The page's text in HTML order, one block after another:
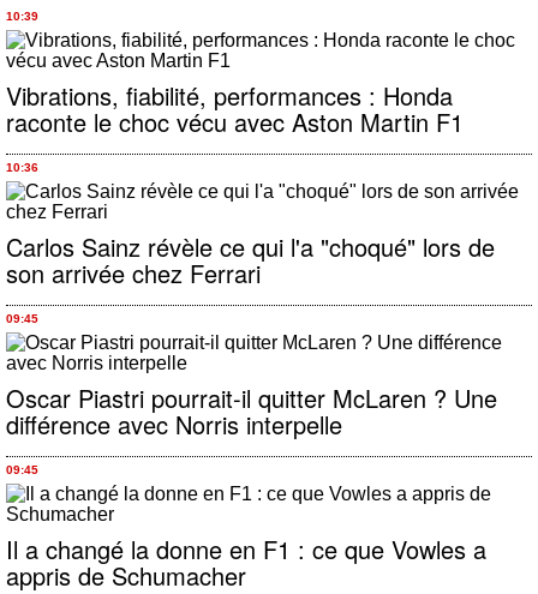
10:39
Vibrations, fiabilité, performances : Honda
raconte le choc vécu avec Aston Martin F1
10:36
Carlos Sainz révèle ce qui l'a "choqué" lors de
son arrivée chez Ferrari
09:45
Oscar Piastri pourrait-il quitter McLaren ? Une
différence avec Norris interpelle
09:45
Il a changé la donne en F1 : ce que Vowles a
appris de Schumacher